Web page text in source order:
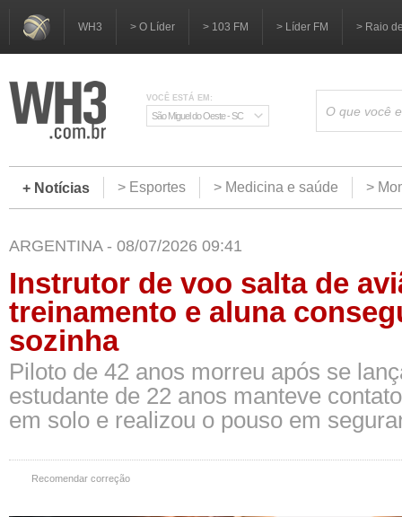
WH3 > O Líder > 103 FM > Líder FM > Raio
VOCÊ ESTÁ EM:
São Miguel do Oeste - SC
+ Notícias > Esportes > Medicina e saúde >
ARGENTINA - 08/07/2026 09:41
Instrutor de voo salta de
treinamento e aluna
sozinha
Piloto de 42 anos morreu após se
estudante de 22 anos manteve
em solo e realizou o pouso em
Recomendar correção